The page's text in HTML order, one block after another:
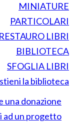
MINIATURE
PARTICOLARI
RESTAURO LIBRI
BIBLIOTECA
SFOGLIA LIBRI
la biblioteca
una donazione
ad un progetto